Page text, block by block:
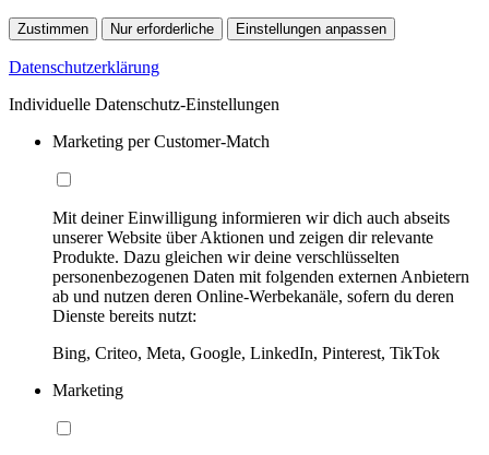
Zustimmen Nur erforderliche Einstellungen anpassen
Datenschutzerklärung
Individuelle Datenschutz-Einstellungen
Marketing per Customer-Match
Mit deiner Einwilligung informieren wir dich auch abseits
unserer Website über Aktionen und zeigen dir relevante
Produkte. Dazu gleichen wir deine verschlüsselten
personenbezogenen Daten mit folgenden externen Anbietern
ab und nutzen deren Online-Werbekanäle, sofern du deren
Dienste bereits nutzt:
Bing, Criteo, Meta, Google, LinkedIn, Pinterest, TikTok
Marketing